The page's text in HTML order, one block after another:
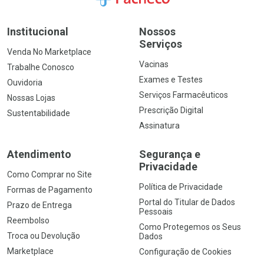
Institucional
Venda No Marketplace
Trabalhe Conosco
Ouvidoria
Nossas Lojas
Sustentabilidade
Nossos
Serviços
Vacinas
Exames e Testes
Serviços Farmacêuticos
Prescrição Digital
Assinatura
Atendimento
Como Comprar no Site
Formas de Pagamento
Prazo de Entrega
Reembolso
Troca ou Devolução
Marketplace
Segurança e
Privacidade
Política de Privacidade
Portal do Titular de Dados
Pessoais
Como Protegemos os Seus
Dados
Configuração de Cookies